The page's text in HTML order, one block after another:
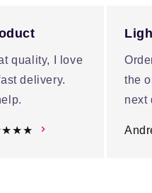
quality, I love
delivery.
the
next